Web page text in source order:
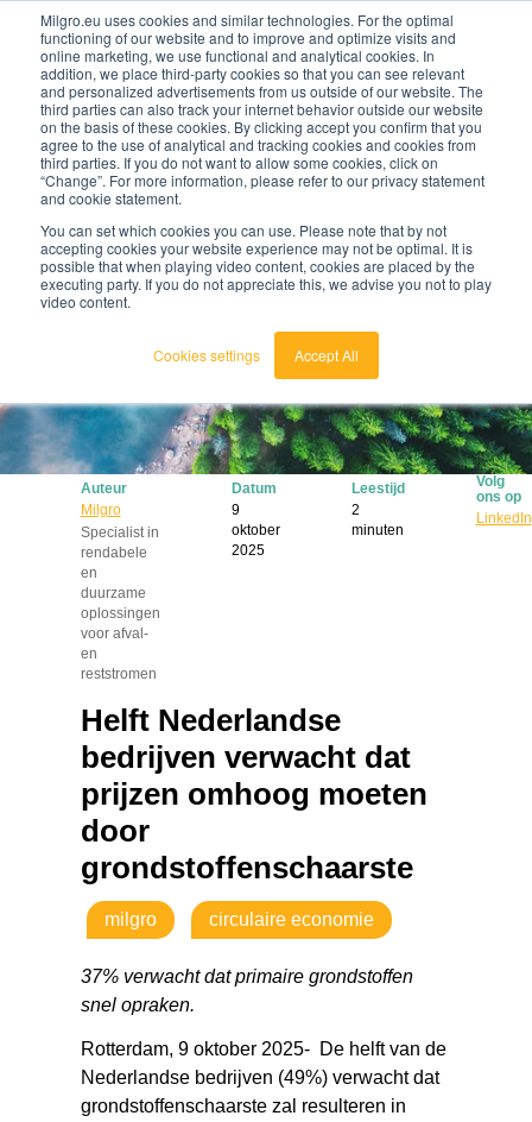
Milgro.eu uses cookies and similar technologies. For the optimal
functioning of our website and to improve and optimize visits and
online marketing, we use functional and analytical cookies. In
addition, we place third-party cookies so that you can see relevant
and personalized advertisements from us outside of our website. The
third parties can also track your internet behavior outside our website
on the basis of these cookies. By clicking accept you confirm that you
agree to the use of analytical and tracking cookies and cookies from
third parties. If you do not want to allow some cookies, click on
“Change”. For more information, please refer to our privacy statement
and cookie statement.
You can set which cookies you can use. Please note that by not
accepting cookies your website experience may not be optimal. It is
possible that when playing video content, cookies are placed by the
executing party. If you do not appreciate this, we advise you not to play
video content.
Cookies settings Accept All
nederlands
english
nl
🔥Grondstoffen worden schaarser en duurder. Weet
jij waar jouw organisatie kwetsbaar is en wat je
eraan kunt doen?
Bekijk de Grondstoffenbarometer
Auteur
Milgro
Specialist in
rendabele
en
duurzame
oplossingen
voor afval-
en
reststromen
Datum
9
oktober
2025
Leestijd
2
minuten
Volg
ons op
LinkedIn
Helft Nederlandse
bedrijven verwacht dat
prijzen omhoog moeten
door
grondstoffenschaarste
milgro circulaire economie
37% verwacht dat primaire grondstoffen
snel opraken.
Rotterdam, 9 oktober 2025- De helft van de
Nederlandse bedrijven (49%) verwacht dat
grondstoffenschaarste zal resulteren in